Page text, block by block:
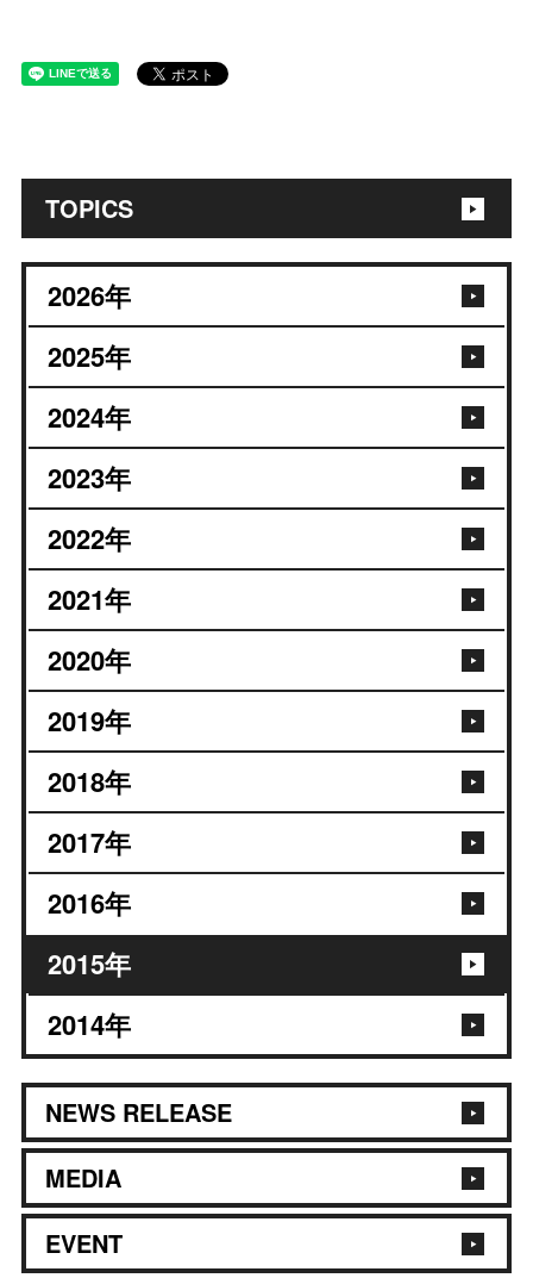
TOPICS
2026年
2025年
2024年
2023年
2022年
2021年
2020年
2019年
2018年
2017年
2016年
2015年
2014年
NEWS RELEASE
MEDIA
EVENT